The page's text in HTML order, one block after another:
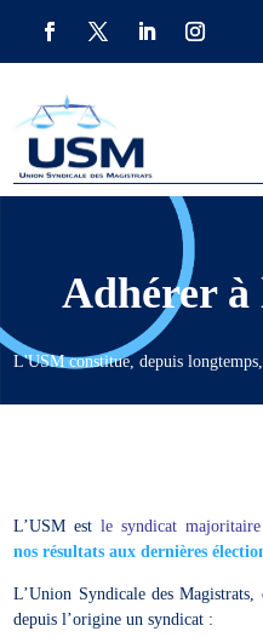
Adhérer à
L'USM constitue, depuis
L’USM estle syndicat
nos résultats aux dernières
L’Union Syndicale des
depuis l’origine un syndicat :